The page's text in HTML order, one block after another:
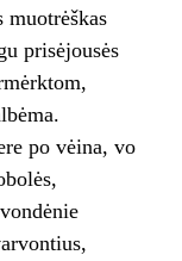
muotrėškas
prisėjousės
po vėina, vo